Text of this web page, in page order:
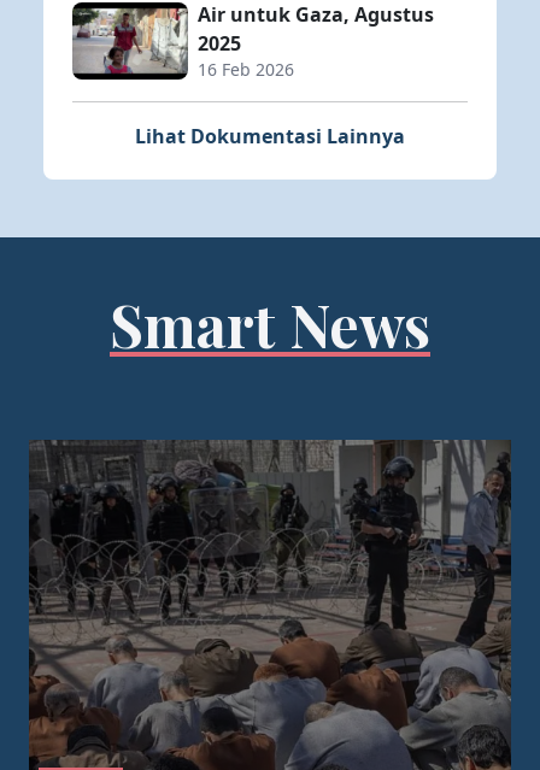
Air untuk Gaza, Agustus
2025
16 Feb 2026
Lihat Dokumentasi Lainnya
Smart News